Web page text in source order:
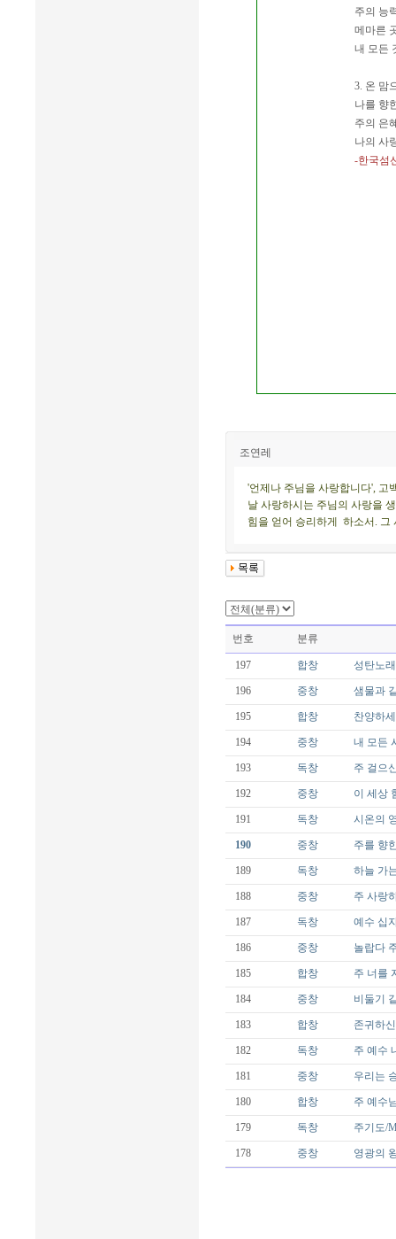
주의 능
메마른
내 모든
3. 온 맘
나를 향
주의 은
나의 사
-한국섬
조연레
'언제나 주님을 사랑합니다', 고
날 사랑하시는 주님의 사랑을
힘을 얻어 승리하게 하소서. 그
번호 분류
197 합창 성탄노
196 중창 샘물과
195 합창 찬양하
194 중창 내 모든
193 독창 주 걸으
192 중창 이 세상
191 독창 시온의
190 중창 주를 향
189 독창 하늘 가
188 중창 주 사랑
187 독창 예수 십
186 중창 놀랍다
185 합창 주 너를
184 중창 비둘기
183 합창 존귀하
182 독창 주 예수
181 중창 우리는
180 합창 주 예수
179 독창 주기도/
178 중창 영광의